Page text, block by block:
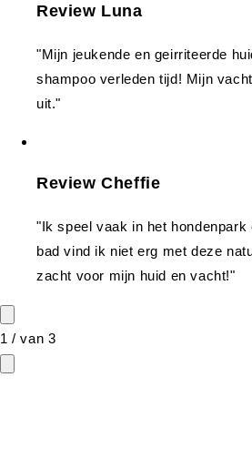
Review Luna
"Mijn jeukende en geirriteerde
shampoo verleden tijd! Mijn
uit."
Review Cheffie
"Ik speel vaak in het
bad vind ik niet erg met deze
zacht voor mijn huid en vacht!"
1 /van 3